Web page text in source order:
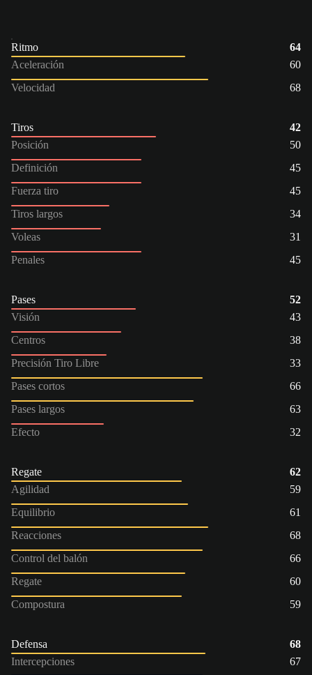
Ritmo
64
Aceleración
60
Velocidad
68
Tiros
42
Posición
50
Definición
45
Fuerza tiro
45
Tiros largos
34
Voleas
31
Penales
45
Pases
52
Visión
43
Centros
38
Precisión Tiro Libre
33
Pases cortos
66
Pases largos
63
Efecto
32
Regate
62
Agilidad
59
Equilibrio
61
Reacciones
68
Control del balón
66
Regate
60
Compostura
59
Defensa
68
Intercepciones
67